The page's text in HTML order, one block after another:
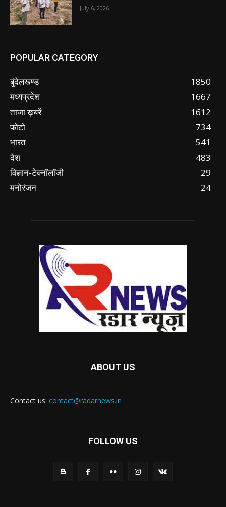
July 6, 2026
POPULAR CATEGORY
बुंदेलखण्ड
1850
मध्यप्रदेश
1667
ताजा ख़बरें
1612
फोटो
734
भारत
541
देश
483
विज्ञान-टेक्नॉलॉजी
29
मनोरंजन
24
ABOUT US
Contact us: contact@radarnews.in
FOLLOW US